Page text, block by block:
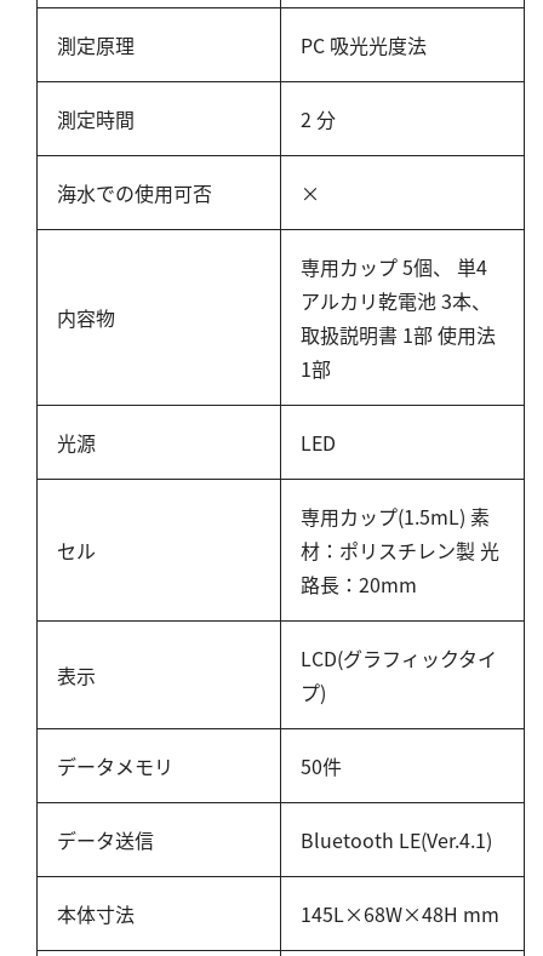
測定原理 PC 吸光光度法
測定時間 2 分
海水での使用可否 ×
内容物
専用カップ 5個、 単4
アルカリ乾電池 3本、
取扱説明書 1部 使用法
1部
光源 LED
セル
専用カップ(1.5mL) 素
材：ポリスチレン製 光
路長：20mm
表示
LCD(グラフィックタイ
プ)
データメモリ 50件
データ送信 Bluetooth LE(Ver.4.1)
本体寸法 145L×68W×48H mm
全窒素
りん
りん酸
全りん
ほう素
界面活性剤
油分
グルコース
過酸化水素
ヒドラジン
オゾン
フェノール
ビタミンC